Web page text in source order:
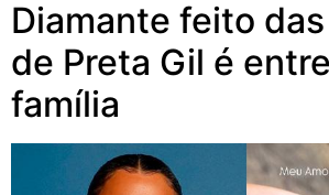
Diamante feito
de Preta Gil é
família